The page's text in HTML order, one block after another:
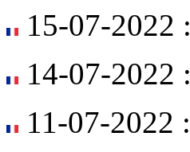
15-07-2022 :
14-07-2022 :
11-07-2022 :